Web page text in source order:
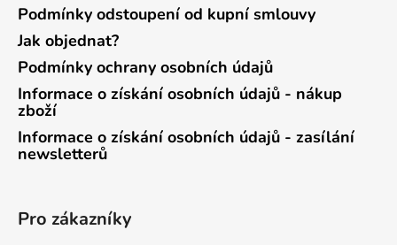
Podmínky odstoupení od kupní smlouvy
Jak objednat?
Podmínky ochrany osobních údajů
Informace o získání osobních údajů - nákup
zboží
Informace o získání osobních údajů - zasílání
newsletterů
Pro zákazníky